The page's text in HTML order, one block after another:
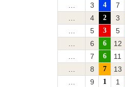
3 4 7
4 2 3
5 3 5
6 6 12
7 6 11
8 7 13
9 1 1